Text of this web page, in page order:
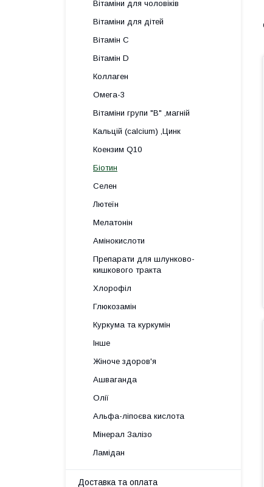
Вітаміни для чоловіків
Вітаміни для дітей
Вітамін С
Вітамін D
Коллаген
Омега-3
Вітаміни групи "В" ,магній
Кальцій (calcium) ,Цинк
Коензим Q10
Біотин
Селен
Лютеїн
Мелатонін
Амінокислоти
Препарати для шлунково-
кишкового тракта
Хлорофіл
Глюкозамін
Куркума та куркумін
Інше
Жіноче здоров'я
Ашваганда
Олії
Альфа-ліпоєва кислота
Мінерал Залізо
Ламідан
Доставка та оплата